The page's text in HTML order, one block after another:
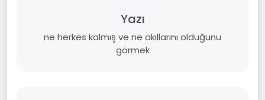
Yazı
ne herkes kalmış ve ne akıllarını olduğunu
görmek